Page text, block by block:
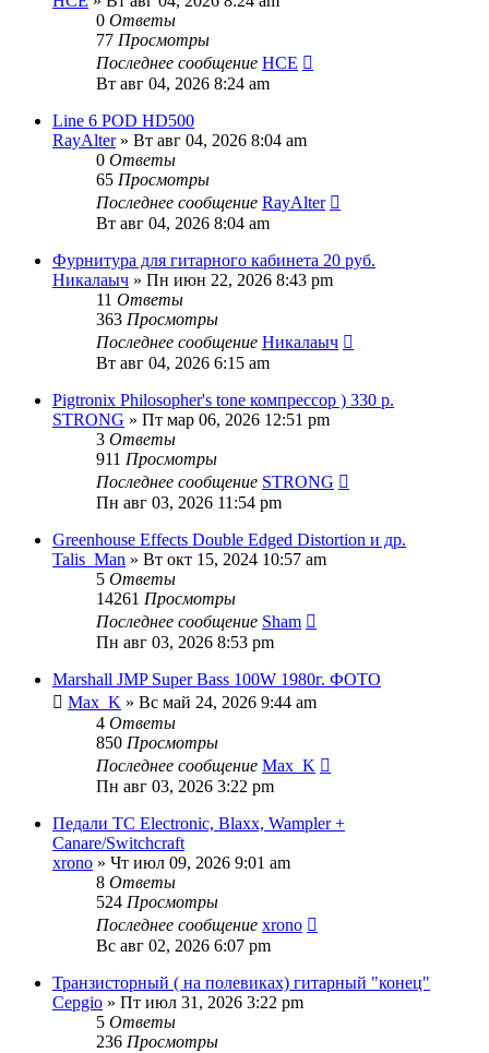
0 Ответы
77 Просмотры
Последнее сообщение HCE
Вт авг 04, 2026 8:24 am
Line 6 POD HD500
RayAlter» Вт авг 04, 2026 8:04 am
0 Ответы
65 Просмотры
Последнее сообщение RayAlter
Вт авг 04, 2026 8:04 am
Фурнитура для гитарного кабинета 20 руб.
Никалаыч » Пн июн 22, 2026 8:43 pm
11 Ответы
363 Просмотры
Последнее сообщение Никалаыч
Вт авг 04, 2026 6:15 am
Pigtronix Philosopher's tone компрессор ) 330 р.
STRONG » Пт мар 06, 2026 12:51 pm
3 Ответы
911 Просмотры
Последнее сообщение STRONG
Пн авг 03, 2026 11:54 pm
Greenhouse Effects Double Edged Distortion и др.
Talis_Man » Вт окт 15, 2024 10:57 am
5 Ответы
14261 Просмотры
Последнее сообщение Sham
Пн авг 03, 2026 8:53 pm
Marshall JMP Super Bass 100W 1980г. ФОТО
Max_K » Вс май 24, 2026 9:44 am
4 Ответы
850 Просмотры
Последнее сообщение Max_K
Пн авг 03, 2026 3:22 pm
Педали TC Electronic, Blaxx, Wampler +
Canare/Switchcraft
xrono » Чт июл 09, 2026 9:01 am
8 Ответы
524 Просмотры
Последнее сообщение xrono
Вс авг 02, 2026 6:07 pm
Транзисторный ( на полевиках) гитарный "конец"
Серgio » Пт июл 31, 2026 3:22 pm
5 Ответы
236 Просмотры